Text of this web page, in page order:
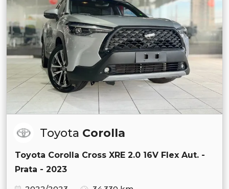
Toyota Corolla
Toyota Corolla Cross XRE 2.0 16V Flex Aut. -
Prata - 2023